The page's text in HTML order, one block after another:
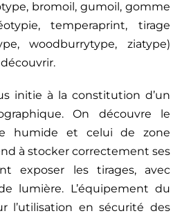
bromoil, gumoil, gomme
temperaprint, tirage
woodburrytype, ziatype)
initie à la constitution d’un
On découvre le
humide et celui de zone
à stocker correctement ses
exposer les tirages, avec
lumière. L’équipement du
l’utilisation en sécurité des